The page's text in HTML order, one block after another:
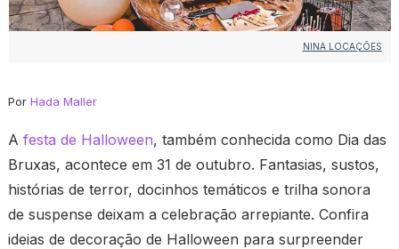
NINA LOCAÇÕES
PorHada Maller
Afesta de Halloween, também conhecida como Dia das
Bruxas, acontece em 31 de outubro. Fantasias, sustos,
histórias de terror, docinhos temáticos e trilha sonora
de suspense deixam a celebração arrepiante. Confira
ideias de decoração de Halloween para surpreender